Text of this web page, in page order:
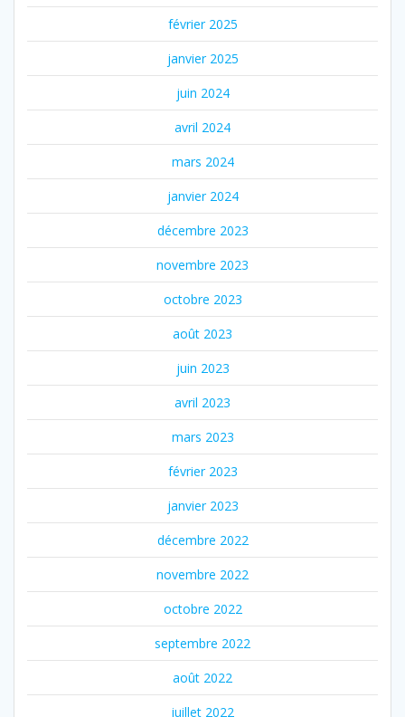
février 2025
janvier 2025
juin 2024
avril 2024
mars 2024
janvier 2024
décembre 2023
novembre 2023
octobre 2023
août 2023
juin 2023
avril 2023
mars 2023
février 2023
janvier 2023
décembre 2022
novembre 2022
octobre 2022
septembre 2022
août 2022
juillet 2022